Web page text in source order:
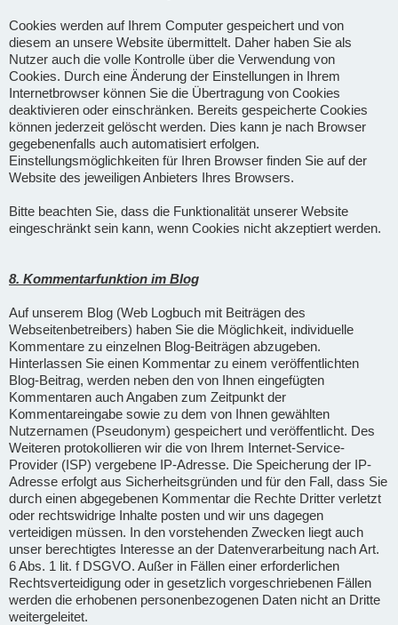
Cookies werden auf Ihrem Computer gespeichert und von
diesem an unsere Website übermittelt. Daher haben Sie als
Nutzer auch die volle Kontrolle über die Verwendung von
Cookies. Durch eine Änderung der Einstellungen in Ihrem
Internetbrowser können Sie die Übertragung von Cookies
deaktivieren oder einschränken. Bereits gespeicherte Cookies
können jederzeit gelöscht werden. Dies kann je nach Browser
gegebenenfalls auch automatisiert erfolgen.
Einstellungsmöglichkeiten für Ihren Browser finden Sie auf der
Website des jeweiligen Anbieters Ihres Browsers.
Bitte beachten Sie, dass die Funktionalität unserer Website
eingeschränkt sein kann, wenn Cookies nicht akzeptiert werden.
8. Kommentarfunktion im Blog
Auf unserem Blog (Web Logbuch mit Beiträgen des
Webseitenbetreibers) haben Sie die Möglichkeit, individuelle
Kommentare zu einzelnen Blog-Beiträgen abzugeben.
Hinterlassen Sie einen Kommentar zu einem veröffentlichten
Blog-Beitrag, werden neben den von Ihnen eingefügten
Kommentaren auch Angaben zum Zeitpunkt der
Kommentareingabe sowie zu dem von Ihnen gewählten
Nutzernamen (Pseudonym) gespeichert und veröffentlicht. Des
Weiteren protokollieren wir die von Ihrem Internet-Service-
Provider (ISP) vergebene IP-Adresse. Die Speicherung der IP-
Adresse erfolgt aus Sicherheitsgründen und für den Fall, dass Sie
durch einen abgegebenen Kommentar die Rechte Dritter verletzt
oder rechtswidrige Inhalte posten und wir uns dagegen
verteidigen müssen. In den vorstehenden Zwecken liegt auch
unser berechtigtes Interesse an der Datenverarbeitung nach Art.
6 Abs. 1 lit. f DSGVO. Außer in Fällen einer erforderlichen
Rechtsverteidigung oder in gesetzlich vorgeschriebenen Fällen
werden die erhobenen personenbezogenen Daten nicht an Dritte
weitergeleitet.